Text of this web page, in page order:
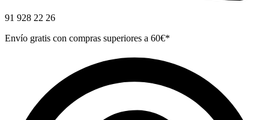
91 928 22 26
Envío gratis con compras superiores a 60€*